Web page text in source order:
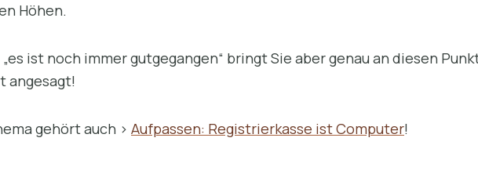
Höhen.
ist noch immer gutgegangen“ bringt Sie aber genau an diesen
angesagt!
gehört auch > Aufpassen: Registrierkasse ist Computer!